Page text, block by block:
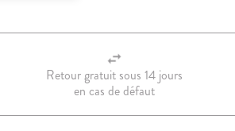
Retour gratuit sous 14 jours
en cas de défaut